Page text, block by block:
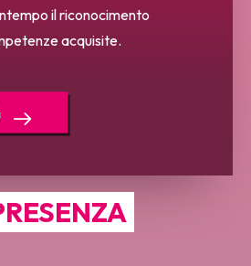
il riconocimento
acquisite.